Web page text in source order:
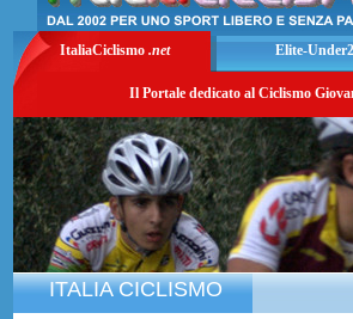
ItaliaCiclismo .net Elite-
Il Portale dedicato al Ciclismo
ITALIA CICLISMO